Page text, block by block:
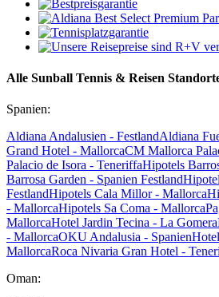
Alle Sunball Tennis & Reisen
Spanien:
Aldiana Andalusien - FestlandAldiana
Grand Hotel - MallorcaCM Mallorca
Palacio de Isora - TeneriffaHipotels
Barrosa Garden - Spanien Festland
FestlandHipotels Cala Millor - Mallorca
- MallorcaHipotels Sa Coma - Mallorca
MallorcaHotel Jardin Tecina - La Gomera
- MallorcaOKU Andalusia - Spanien
MallorcaRoca Nivaria Gran Hotel -
Oman: